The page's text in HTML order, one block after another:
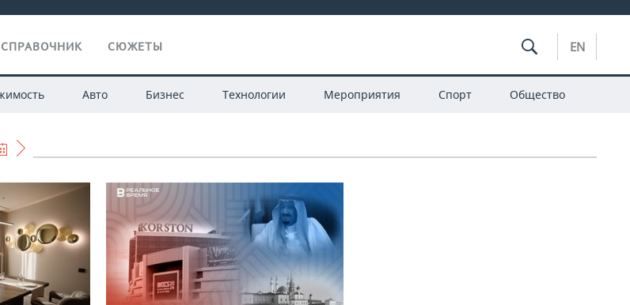
СПРАВОЧНИК СЮЖЕТЫ EN
Авто Бизнес Технологии Мероприятия Спорт Общество